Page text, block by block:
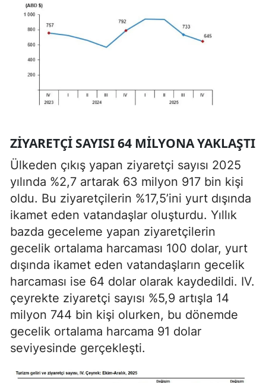
ZIYARETÇI SAYISI 64 MILYONA YAKLAŞTI
Ülkeden çıkış yapan ziyaretçi sayısı 2025
yılında %2,7 artarak 63 milyon 917 bin kişi
oldu. Bu ziyaretçilerin %17,5’ini yurt dışında
ikamet eden vatandaşlar oluşturdu. Yıllık
bazda geceleme yapan ziyaretçilerin
gecelik ortalama harcaması 100 dolar, yurt
dışında ikamet eden vatandaşların gecelik
harcaması ise 64 dolar olarak kaydedildi. IV.
çeyrekte ziyaretçi sayısı %5,9 artışla 14
milyon 744 bin kişi olurken, bu dönemde
gecelik ortalama harcama 91 dolar
seviyesinde gerçekleşti.